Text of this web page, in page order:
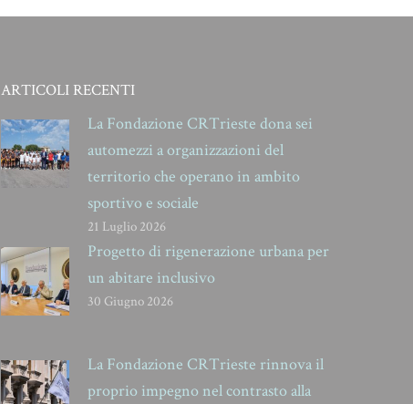
ARTICOLI RECENTI
La Fondazione CRTrieste dona sei
automezzi a organizzazioni del
territorio che operano in ambito
sportivo e sociale
21 Luglio 2026
Progetto di rigenerazione urbana per
un abitare inclusivo
30 Giugno 2026
La Fondazione CRTrieste rinnova il
proprio impegno nel contrasto alla